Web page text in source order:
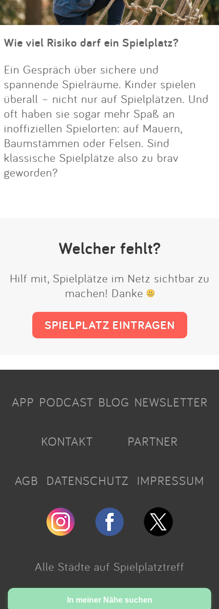
Wie viel Risiko darf ein Spielplatz?
Ein Gespräch über sichere und
spannende Spielräume. Kinder spielen
überall – nicht nur auf Spielplätzen. Und
oft haben sie sogar mehr Spaß an
inoffiziellen Spielorten: auf Mauern,
Baumstämmen oder Felsen. Sind
klassische Spielplätze also zu brav
geworden?
Welcher fehlt?
Hilf mit, Spielplätze im Netz sichtbar zu
machen! Danke
SPIELPLATZ EINTRAGEN
In meiner Nähe suchen
APP PODCAST BLOG NEWSLETTER
KONTAKT PARTNER
AGB DATENSCHUTZ IMPRESSUM
Alle Städte auf Spielplatztreff
Made with love in Cologne.